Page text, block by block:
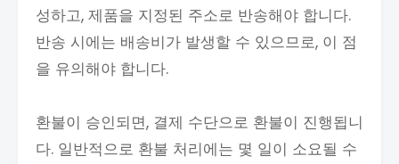
성하고, 제품을 지정된 주소로 반송해야 합니다.
반송 시에는 배송비가 발생할 수 있으므로, 이 점
을 유의해야 합니다.
환불이 승인되면, 결제 수단으로 환불이 진행됩니
다. 일반적으로 환불 처리에는 몇 일이 소요될 수